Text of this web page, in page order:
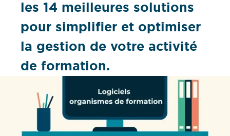
les 14 meilleures solutions
pour simplifier et optimiser
la gestion de votre activité
de formation.